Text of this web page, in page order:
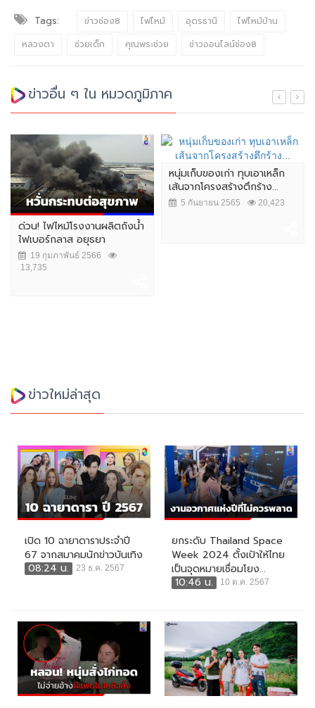
Tags: ข่าวช่อง8 ไฟไหม้ อุดรธานี
ไฟไหม้บ้าน
หลวงตา
ช่วยเด็ก คุณพระช่วย ข่าวออนไลน์ช่อง8
ข่าวอื่น ๆ ใน หมวดภูมิภาค
ด่วน! ไฟไหม้โรงงานผลิตถังน้ำ
ไฟเบอร์กลาส อยุธยา
19 กุมภาพันธ์ 2566
13,735
หนุ่มเก็บของเก่า ทุบเอาเหล็ก
เส้นจากโครงสร้างตึกร้าง...
5 กันยายน 2565 20,423
ข่าวใหม่ล่าสุด
เปิด 10 ฉายาดาราประจำปี
67 จากสมาคมนักข่าวบันเทิง
08:24 น.
23 ธ.ค. 2567
ยกระดับ Thailand Space
Week 2024 ตั้งเป้าให้ไทย
เป็นจุดหมายเชื่อมโยง...
10:46 น.
10 ต.ค. 2567